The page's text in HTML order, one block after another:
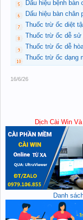
Dấu hiệu bệnh bàn
Dấu hiệu bàn chân
Thuốc trừ ốc diệt
Thuốc trừ ốc dễ sử
Thuốc trừ ốc dễ
Thuốc trừ ốc dạng
16/6/26
Dịch Cài Win
Danh